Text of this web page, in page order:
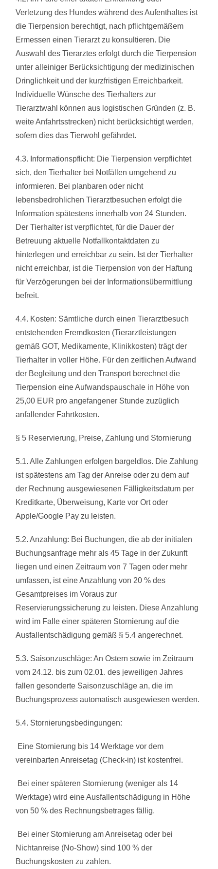
Verletzung des Hundes während des Aufenthaltes ist
die Tierpension berechtigt, nach pflichtgemäßem
Ermessen einen Tierarzt zu konsultieren. Die
Auswahl des Tierarztes erfolgt durch die Tierpension
unter alleiniger Berücksichtigung der medizinischen
Dringlichkeit und der kurzfristigen Erreichbarkeit.
Individuelle Wünsche des Tierhalters zur
Tierarztwahl können aus logistischen Gründen (z. B.
weite Anfahrtsstrecken) nicht berücksichtigt werden,
sofern dies das Tierwohl gefährdet.
4.3. Informationspflicht: Die Tierpension verpflichtet
sich, den Tierhalter bei Notfällen umgehend zu
informieren. Bei planbaren oder nicht
lebensbedrohlichen Tierarztbesuchen erfolgt die
Information spätestens innerhalb von 24 Stunden.
Der Tierhalter ist verpflichtet, für die Dauer der
Betreuung aktuelle Notfallkontaktdaten zu
hinterlegen und erreichbar zu sein. Ist der Tierhalter
nicht erreichbar, ist die Tierpension von der Haftung
für Verzögerungen bei der Informationsübermittlung
befreit.
4.4. Kosten: Sämtliche durch einen Tierarztbesuch
entstehenden Fremdkosten (Tierarztleistungen
gemäß GOT, Medikamente, Klinikkosten) trägt der
Tierhalter in voller Höhe. Für den zeitlichen Aufwand
der Begleitung und den Transport berechnet die
Tierpension eine Aufwandspauschale in Höhe von
25,00 EUR pro angefangener Stunde zuzüglich
anfallender Fahrtkosten.
§ 5 Reservierung, Preise, Zahlung und Stornierung
5.1. Alle Zahlungen erfolgen bargeldlos. Die Zahlung
ist spätestens am Tag der Anreise oder zu dem auf
der Rechnung ausgewiesenen Fälligkeitsdatum per
Kreditkarte, Überweisung, Karte vor Ort oder
Apple/Google Pay zu leisten.
5.2. Anzahlung: Bei Buchungen, die ab der initialen
Buchungsanfrage mehr als 45 Tage in der Zukunft
liegen und einen Zeitraum von 7 Tagen oder mehr
umfassen, ist eine Anzahlung von 20 % des
Gesamtpreises im Voraus zur
Reservierungssicherung zu leisten. Diese Anzahlung
wird im Falle einer späteren Stornierung auf die
Ausfallentschädigung gemäß § 5.4 angerechnet.
5.3. Saisonzuschläge: An Ostern sowie im Zeitraum
vom 24.12. bis zum 02.01. des jeweiligen Jahres
fallen gesonderte Saisonzuschläge an, die im
Buchungsprozess automatisch ausgewiesen werden.
5.4. Stornierungsbedingungen:
Eine Stornierung bis 14 Werktage vor dem
vereinbarten Anreisetag (Check-in) ist kostenfrei.
Bei einer späteren Stornierung (weniger als 14
Werktage) wird eine Ausfallentschädigung in Höhe
von 50 % des Rechnungsbetrages fällig.
Bei einer Stornierung am Anreisetag oder bei
Nichtanreise (No-Show) sind 100 % der
Buchungskosten zu zahlen.